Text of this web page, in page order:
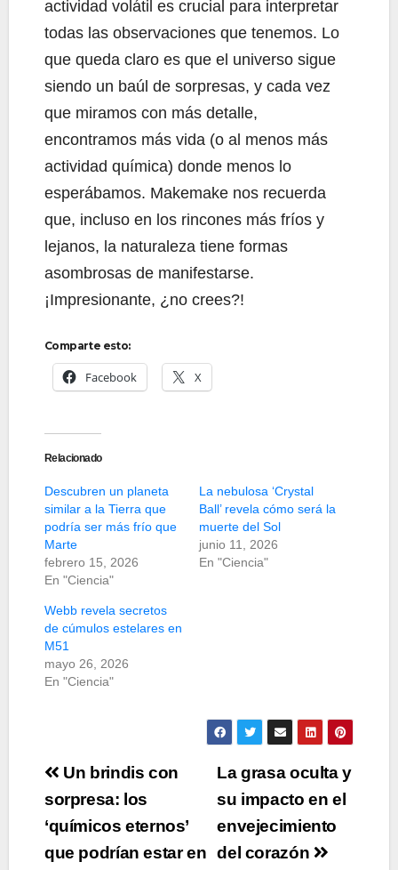
actividad volátil es crucial para interpretar
todas las observaciones que tenemos. Lo
que queda claro es que el universo sigue
siendo un baúl de sorpresas, y cada vez
que miramos con más detalle,
encontramos más vida (o al menos más
actividad química) donde menos lo
esperábamos. Makemake nos recuerda
que, incluso en los rincones más fríos y
lejanos, la naturaleza tiene formas
asombrosas de manifestarse.
¡Impresionante, ¿no crees?!
Comparte esto:
Facebook X
Relacionado
Descubren un planeta
similar a la Tierra que
podría ser más frío que
Marte
febrero 15, 2026
En "Ciencia"
La nebulosa ‘Crystal
Ball’ revela cómo será la
muerte del Sol
junio 11, 2026
En "Ciencia"
Webb revela secretos
de cúmulos estelares en
M51
mayo 26, 2026
En "Ciencia"
Navegación
de
entradas
La grasa oculta y
su impacto en el
envejecimiento
del corazón
Un brindis con
sorpresa: los
‘químicos eternos’
que podrían estar en